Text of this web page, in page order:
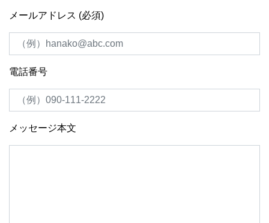
メールアドレス (必須)
電話番号
メッセージ本文